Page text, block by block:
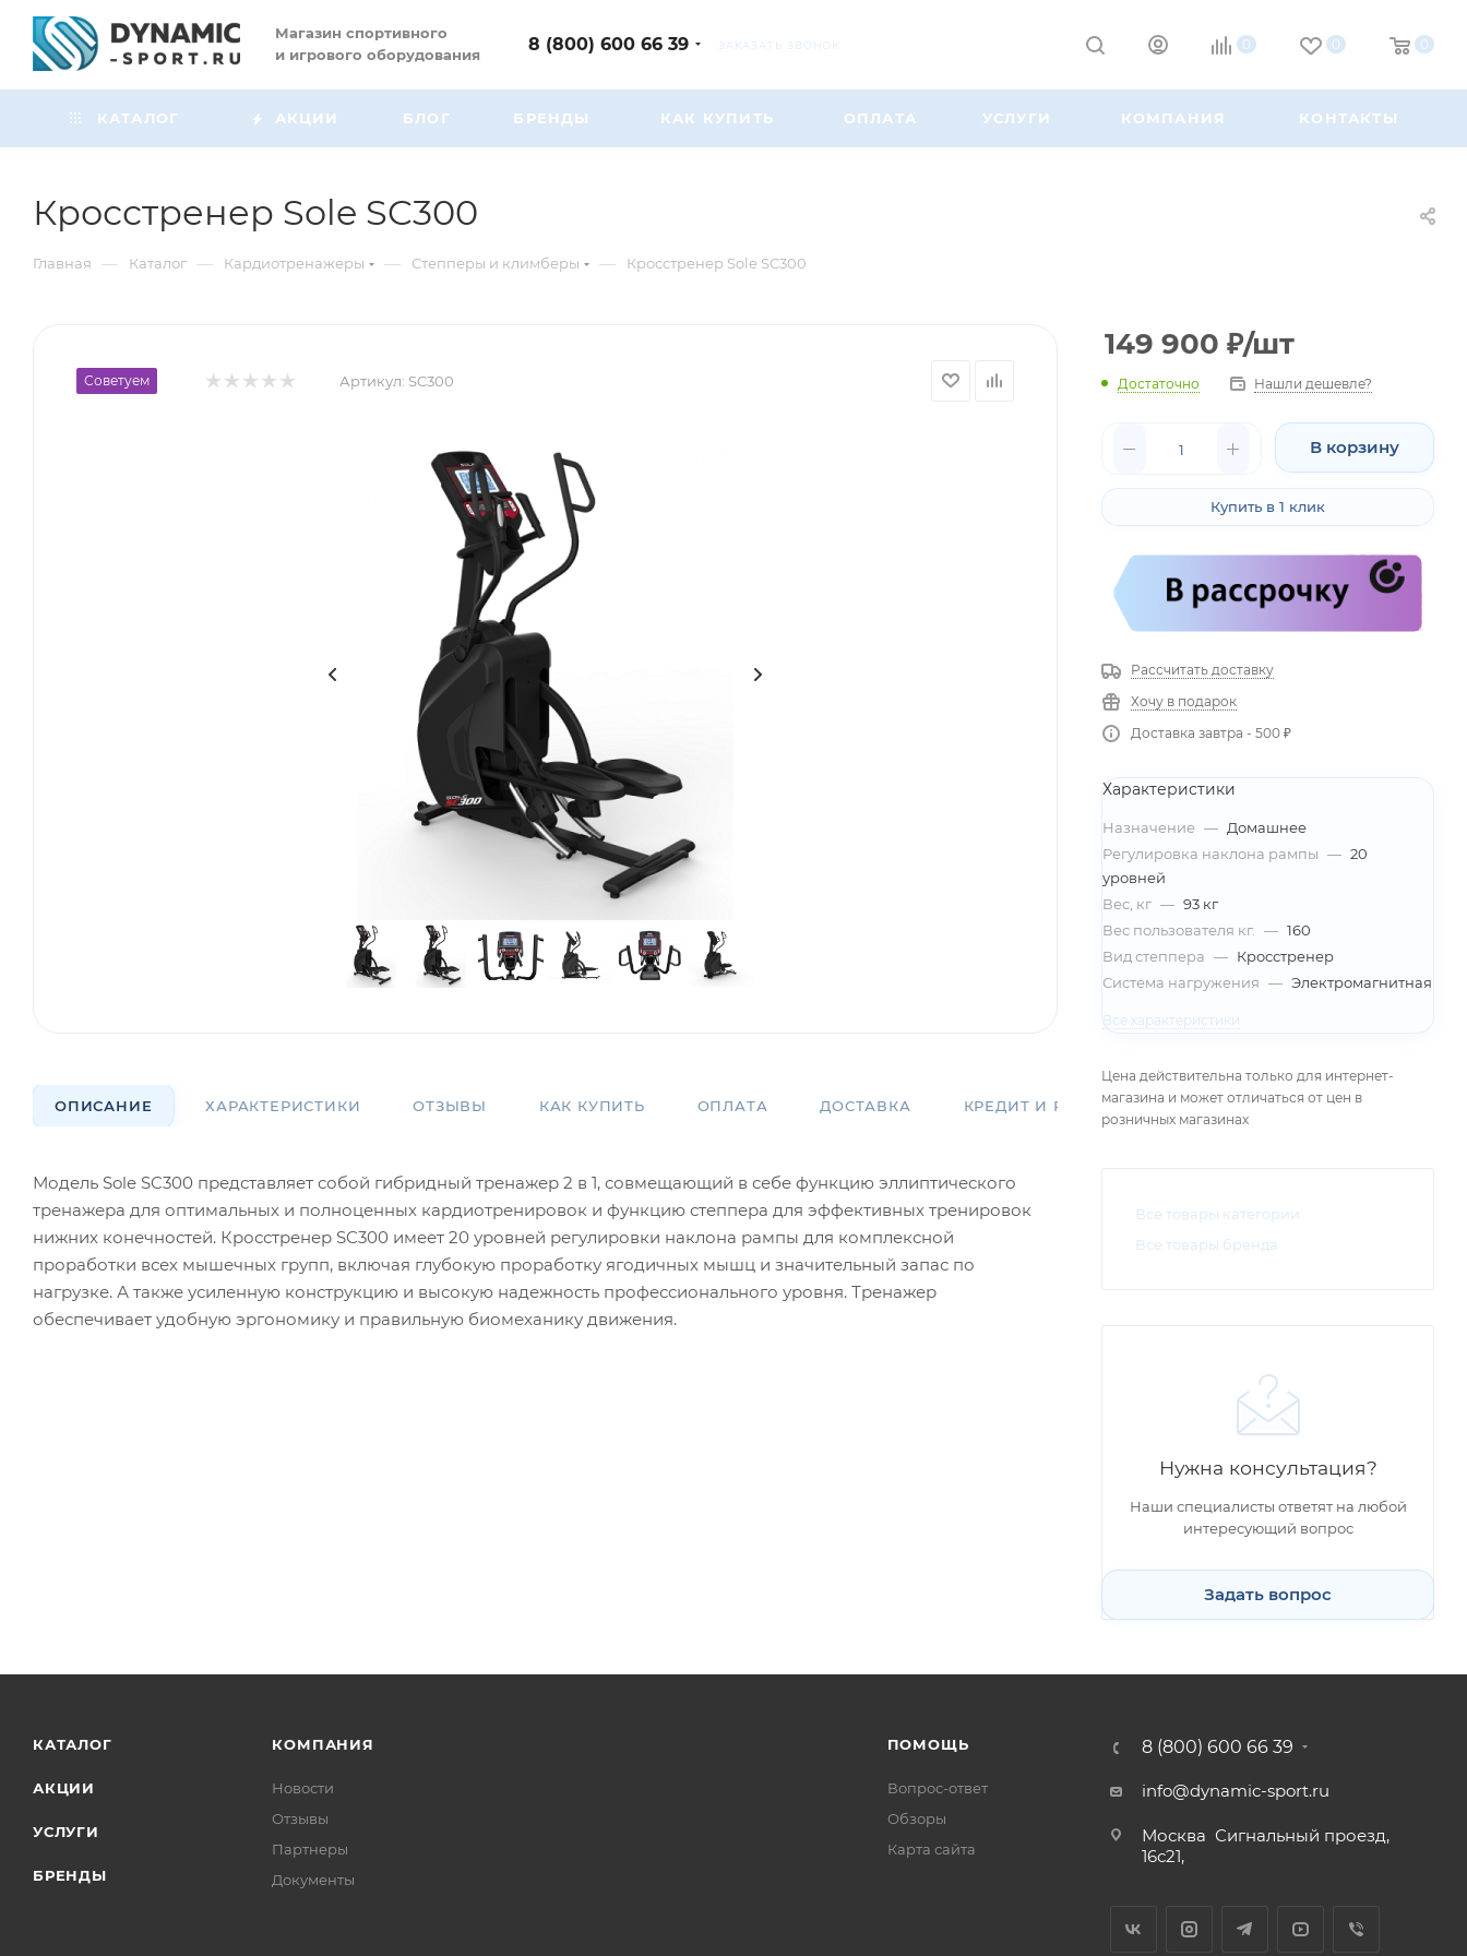
Магазин спортивного
и игрового оборудования
8 (800) 600 66 39 ЗАКАЗАТЬ ЗВОНОК 0 0 0
КАТАЛОГ АКЦИИ БЛОГ БРЕНДЫ КАК КУПИТЬ ОПЛАТА УСЛУГИ КОМПАНИЯ КОНТАКТЫ
Кросстренер Sole SC300
Главная — Каталог — Кардиотренажеры — Степперы и климберы — Кросстренер Sole SC300
Советуем Артикул: SC300
ОПИСАНИЕ ХАРАКТЕРИСТИКИ ОТЗЫВЫ КАК КУПИТЬ ОПЛАТА ДОСТАВКА КРЕДИТ И РАССРОЧКА
Модель Sole SC300 представляет собой гибридный тренажер 2 в 1, совмещающий в себе функцию эллиптического
тренажера для оптимальных и полноценных кардиотренировок и функцию степпера для эффективных тренировок
нижних конечностей. Кросстренер SC300 имеет 20 уровней регулировки наклона рампы для комплексной
проработки всех мышечных групп, включая глубокую проработку ягодичных мышц и значительный запас по
нагрузке. А также усиленную конструкцию и высокую надежность профессионального уровня. Тренажер
обеспечивает удобную эргономику и правильную биомеханику движения.
149 900 ₽/шт
Достаточно Нашли дешевле?
В корзину
Купить в 1 клик
Рассчитать доставку
Хочу в подарок
Доставка завтра - 500 ₽
Характеристики
Назначение — Домашнее
Регулировка наклона рампы — 20
уровней
Вес, кг — 93 кг
Вес пользователя кг.
— 160
Вид степпера — Кросстренер
Система нагружения — Электромагнитная
Все характеристики
Цена действительна только для интернет-
магазина и может отличаться от цен в
розничных магазинах
Все товары категории
Все товары бренда
Нужна консультация?
Наши специалисты ответят на любой
интересующий вопрос
Задать вопрос
КАТАЛОГ
АКЦИИ
УСЛУГИ
БРЕНДЫ
КОМПАНИЯ
Новости
Отзывы
Партнеры
Документы
ПОМОЩЬ
Вопрос-ответ
Обзоры
Карта сайта
8 (800) 600 66 39
info@dynamic-sport.ru
Москва Сигнальный проезд,
16с21,